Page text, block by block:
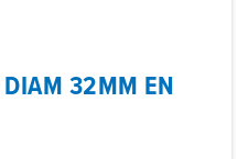
DIAM 32MM EN